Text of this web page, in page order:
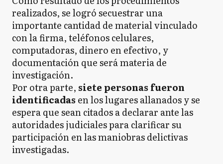
realizados, se logró secuestrar una
importante cantidad de material vinculado
con la firma, teléfonos celulares,
computadoras, dinero en efectivo, y
documentación que será materia de
investigación.
Por otra parte, siete personas fueron
identificadas en los lugares allanados y se
espera que sean citados a declarar ante las
autoridades judiciales para clarificar su
participación en las maniobras delictivas
investigadas.